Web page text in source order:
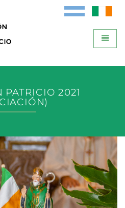
PATRICIO 2021